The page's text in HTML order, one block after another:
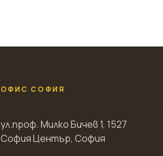
ОФИС СОФИЯ
ул.проф. Милко Бичев 1, 1527
София Център, София